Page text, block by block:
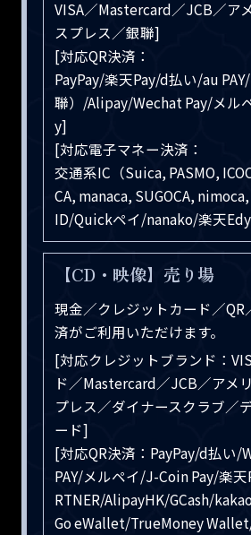
VISA／Mastercard／JCB／ア
スプレス／銀聯]
[対応QR決済：
PayPay/楽天Pay/d払い/au
聯）/Alipay/Wechat Pay/メル
y]
[対応電子マネー決済：
交通系IC（Suica, PASMO,
CA, manaca, SUGOCA,
ID/Quickペイ/nanako/楽天
【CD・映像】売り場
現金／クレジットカード／
済がご利用いただけます。
[対応クレジットブランド：
ド／Mastercard／JCB／アメ
プレス／ダイナースクラブ／
ード]
[対応QR決済：PayPay/d払い/
PAY/メルペイ/J-Coin Pay/楽
RTNER/AlipayHK/GCash/
Go eWallet/TrueMoney